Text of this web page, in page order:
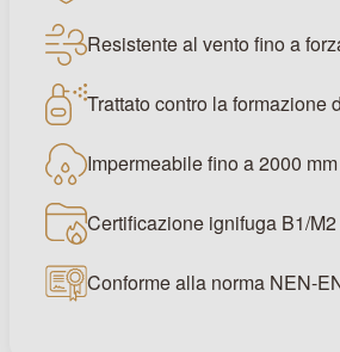
Resistente al vento fino a
Trattato contro la formazione
Impermeabile fino a 2000
Certificazione ignifuga B1/M2
Conforme alla norma NEN-